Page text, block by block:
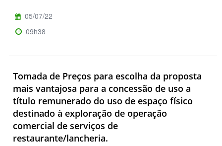
05/07/22
09h38
Tomada de Preços para escolha da proposta
mais vantajosa para a concessão de uso a
título remunerado do uso de espaço físico
destinado à exploração de operação
comercial de serviços de
restaurante/lancheria.